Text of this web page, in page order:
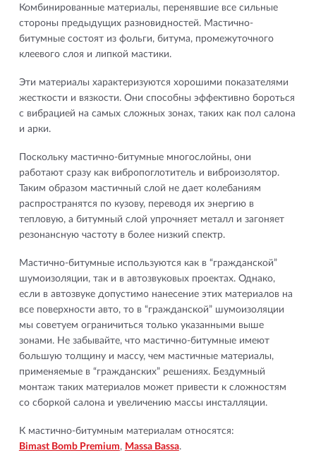
Комбинированные материалы, перенявшие все сильные
стороны предыдущих разновидностей. Мастично-
битумные состоят из фольги, битума, промежуточного
клеевого слоя и липкой мастики.
Эти материалы характеризуются хорошими показателями
жесткости и вязкости. Они способны эффективно бороться
с вибрацией на самых сложных зонах, таких как пол салона
и арки.
Поскольку мастично-битумные многослойны, они
работают сразу как вибропоглотитель и виброизолятор.
Таким образом мастичный слой не дает колебаниям
распространятся по кузову, переводя их энергию в
тепловую, а битумный слой упрочняет металл и загоняет
резонансную частоту в более низкий спектр.
Мастично-битумные используются как в “гражданской”
шумоизоляции, так и в автозвуковых проектах. Однако,
если в автозвуке допустимо нанесение этих материалов на
все поверхности авто, то в “гражданской” шумоизоляции
мы советуем ограничиться только указанными выше
зонами. Не забывайте, что мастично-битумные имеют
большую толщину и массу, чем мастичные материалы,
применяемые в “гражданских” решениях. Бездумный
монтаж таких материалов может привести к сложностям
со сборкой салона и увеличению массы инсталляции.
К мастично-битумным материалам относятся:
Bimast Bomb Premium, Massa Bassa.